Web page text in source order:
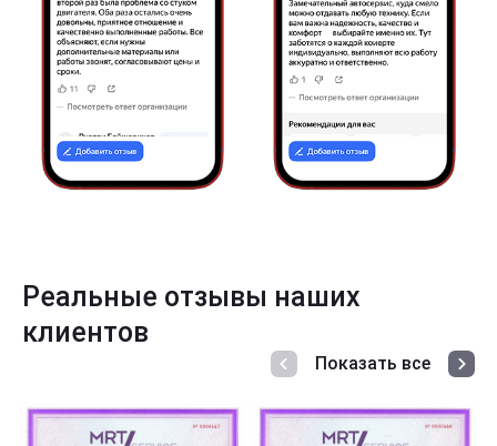
Реальные отзывы наших
клиентов
Показать все